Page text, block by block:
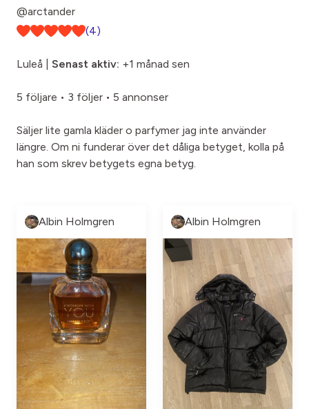
@arctander
(4)
Luleå | Senast aktiv: +1 månad sen
5 följare • 3 följer • 5 annonser
Säljer lite gamla kläder o parfymer jag inte använder
längre. Om ni funderar över det dåliga betyget, kolla på
han som skrev betygets egna betyg.
Albin Holmgren Albin Holmgren